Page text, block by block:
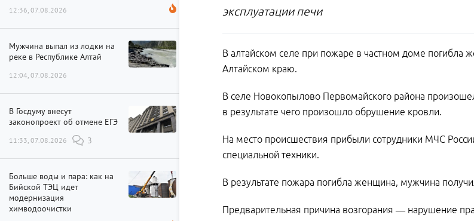
12:36, 07.08.2026
Мужчина выпал из лодки на
реке в Республике Алтай
12:04, 07.08.2026
В Госдуму внесут
законопроект об отмене ЕГЭ
11:33, 07.08.2026 3
Больше воды и пара: как на
Бийской ТЭЦ идет
модернизация
химводоочистки
эксплуатации печи
В алтайском селе при пожаре в частном доме погибла
Алтайском краю.
В селе Новокопылово Первомайского района
в результате чего произошло обрушение кровли.
На место происшествия прибыли сотрудники МЧС
специальной техники.
В результате пожара погибла женщина, мужчина
Предварительная причина возгорания — нарушение